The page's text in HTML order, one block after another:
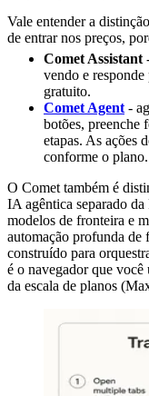
Vale entender a
de entrar nos preços,
Comet Assistant
vendo e
gratuito.
Comet Agent -
botões, preenche
etapas. As ações
conforme o plano.
O Comet também é
IA agêntica separado
modelos de fronteira e
automação profunda
construído para
é o navegador que você
da escala de planos